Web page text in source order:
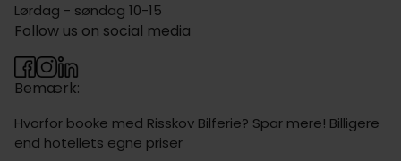
Lørdag - søndag 10-15
Bemærk:
Hvorfor booke med Risskov Bilferie? Spar mere! Billigere
end hotellets egne priser
Follow us on social media